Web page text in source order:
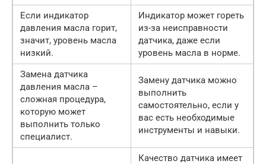
Если индикатор
давления масла горит,
значит, уровень масла
низкий.
Индикатор может гореть
из-за неисправности
датчика, даже если
уровень масла в норме.
Замена датчика
давления масла –
сложная процедура,
которую может
выполнить только
специалист.
Замену датчика можно
выполнить
самостоятельно, если у
вас есть необходимые
инструменты и навыки.
Качество датчика имеет